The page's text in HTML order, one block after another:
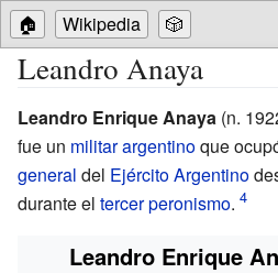
🏠 Wikipedia 🎲
Leandro Anaya
Leandro Enrique Anaya (n.
fue un militarargentinoque
general del Ejército Argentino
durante el tercer peronismo.
Leandro Enrique